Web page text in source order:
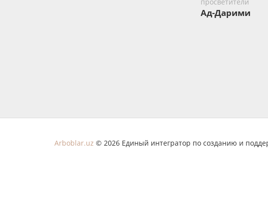
Ад-Дарими
Arboblar.uz © 2026 Единый интегратор по созданию и